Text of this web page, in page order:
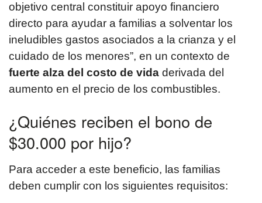
objetivo central constituir apoyo financiero
directo para ayudar a familias a solventar los
ineludibles gastos asociados a la crianza y el
cuidado de los menores”, en un contexto de
fuerte alza del costo de vida derivada del
aumento en el precio de los combustibles.
¿Quiénes reciben el bono de
$30.000 por hijo?
Para acceder a este beneficio, las familias
deben cumplir con los siguientes requisitos: